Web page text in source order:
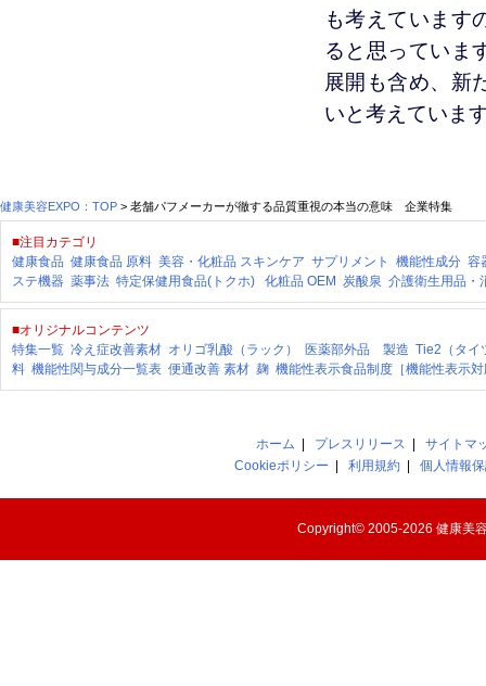
も考えています
ると思っていま
展開も含め、新
いと考えていま
健康美容EXPO：TOP > 老舗パフメーカーが徹する品質重視の本当の意味 企業特集
■注目カテゴリ
健康食品 健康食品 原料 美容・化粧品 スキンケア サプリメント 機能性成分 容
ステ機器 薬事法 特定保健用食品(トクホ) 化粧品 OEM 炭酸泉 介護衛生用品・
■オリジナルコンテンツ
特集一覧 冷え症改善素材 オリゴ乳酸（ラック） 医薬部外品 製造 Tie2（タイ
料 機能性関与成分一覧表 便通改善 素材 麹 機能性表示食品制度［機能性表示
ホーム プレスリリース |サイトマ
Cookieポリシー
|利用規約 |個人情報
Copyright© 2005-2026健康美